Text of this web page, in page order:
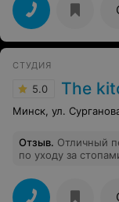
СТУДИЯ
5.0 The
Минск, ул.
Отзыв. Отличный
по уходу за стопами!
приятным